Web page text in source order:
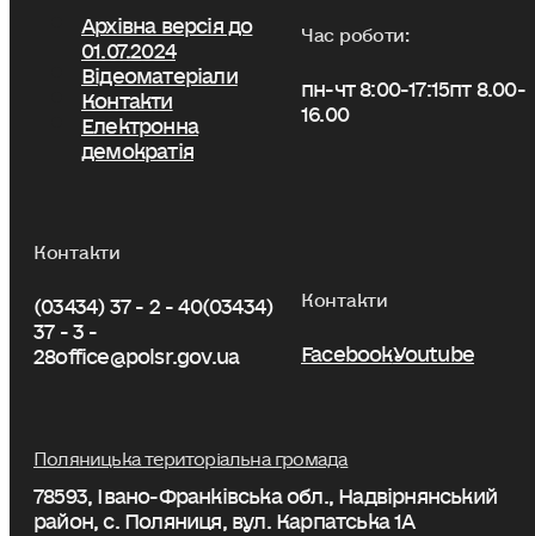
Архівна версія до
01.07.2024
Відеоматеріали
Контакти
Електронна
демократія
Час роботи:
пн-чт 8:00-17:15пт 8.00-
16.00
Контакти
(03434) 37 - 2 - 40(03434)
37 - 3 -
28office@polsr.gov.ua
Контакти
FacebookYoutube
Поляницька територіальна громада
78593, Івано-Франківська обл., Надвірнянський
район, с. Поляниця, вул. Карпатська 1А